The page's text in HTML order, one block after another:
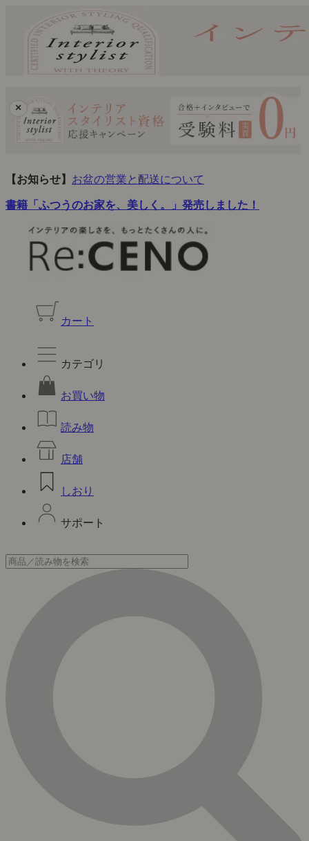
×
【お知らせ】 お盆の営業と配送について
書籍「ふつうのお家を、美しく。」発売しました！
カート
カテゴリ
お買い物
読み物
店舗
しおり
サポート